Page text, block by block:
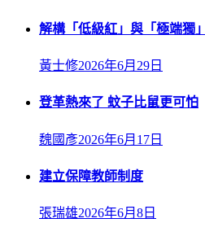
解構「低級紅」與「極端獨
黃士修2026年6月29日
登革熱來了 蚊子比鼠更可怕
魏國彥2026年6月17日
建立保障教師制度
張瑞雄2026年6月8日